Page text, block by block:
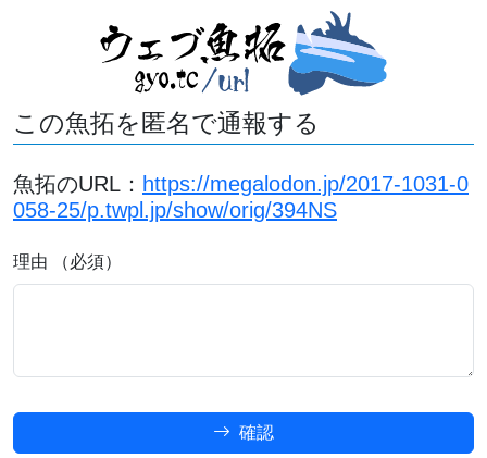
この魚拓を匿名で通報する
魚拓のURL： https://megalodon.jp/2017-1031-0
058-25/p.twpl.jp/show/orig/394NS
理由 （必須）
確認